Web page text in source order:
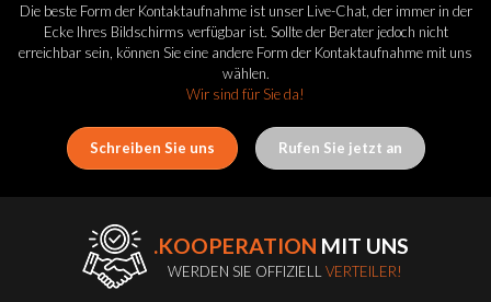
Die beste Form der Kontaktaufnahme ist unser Live-Chat, der immer in der
Ecke Ihres Bildschirms verfügbar ist. Sollte der Berater jedoch nicht
erreichbar sein, können Sie eine andere Form der Kontaktaufnahme mit uns
wählen.
Wir sind für Sie da!
Schreiben Sie uns Rufen Sie jetzt an
.KOOPERATION MIT UNS
WERDEN SIE OFFIZIELLVERTEILER!